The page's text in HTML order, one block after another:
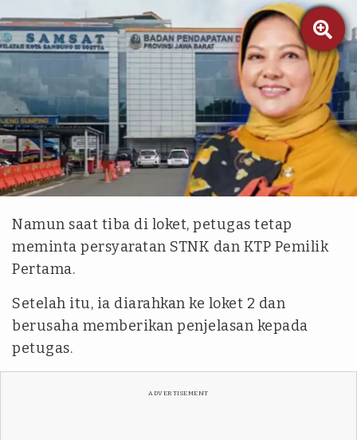

istimewa
Namun saat tiba di loket, petugas tetap
meminta persyaratan STNK dan KTP Pemilik
Pertama.
Setelah itu, ia diarahkan ke loket 2 dan
berusaha memberikan penjelasan kepada
petugas.
ADVERTISEMENT